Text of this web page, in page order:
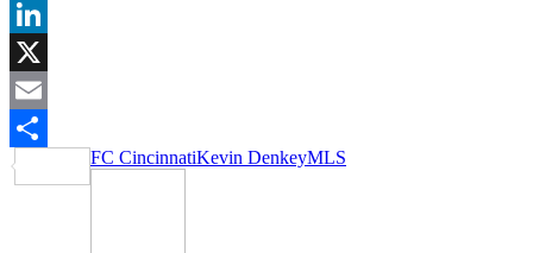
Facebook
LinkedIn
X
Email
Partager
FC CincinnatiKevin DenkeyMLS